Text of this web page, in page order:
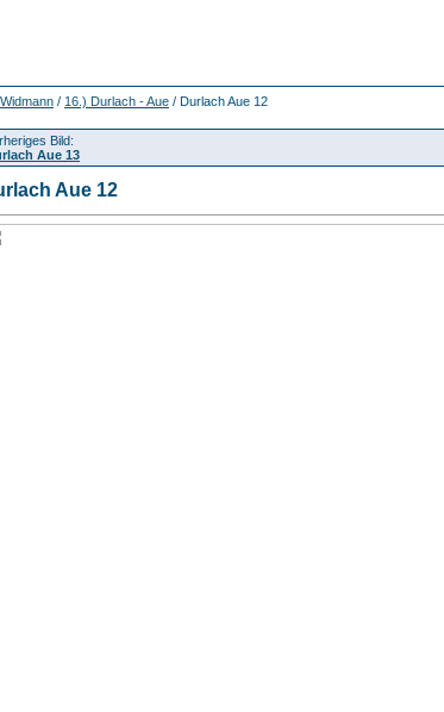
/ 16.) Durlach - Aue / Durlach Aue 12
Bild:
Aue 13
Aue 12